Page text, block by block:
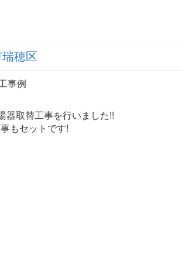
穂区
事例
器取替工事を行いました!!
もセットです!